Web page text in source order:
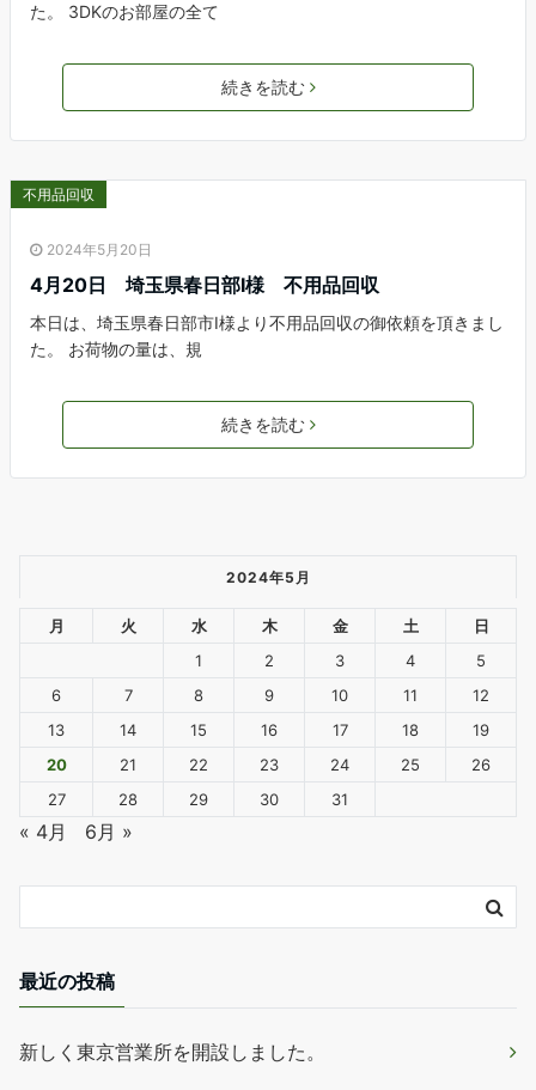
た。 3DKのお部屋の全て
続きを読む
不用品回収
2024年5月20日
4月20日 埼玉県春日部I様 不用品回収
本日は、埼玉県春日部市I様より不用品回収の御依頼を頂きまし
た。 お荷物の量は、規
続きを読む
2024年5月
月 火 水 木 金 土
日
1
2 3 4
5
6
7 8 9 10 11
12
13
14 15 16 17 18
19
20
21 22 23 24 25
26
27
28 29 30 31
« 4月 6月 »
最近の投稿
新しく東京営業所を開設しました。